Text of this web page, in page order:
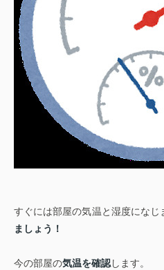
すぐには部屋の気温と湿度になじ
ましょう！
今の部屋の気温を確認します。